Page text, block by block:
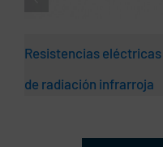
Resistencias eléctricas
de radiación infrarroja